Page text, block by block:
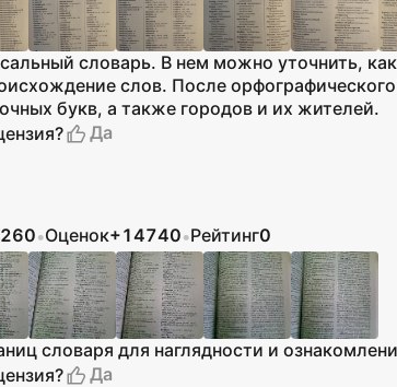
словарь. В нем можно уточнить,
слов. После
букв, а также городов и их жителей.
Да
•Оценок+14740•Рейтинг0
словаря для наглядности и
Да